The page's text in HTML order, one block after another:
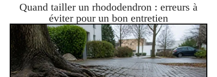
Quand tailler un rhododendron : erreurs à
éviter pour un bon entretien